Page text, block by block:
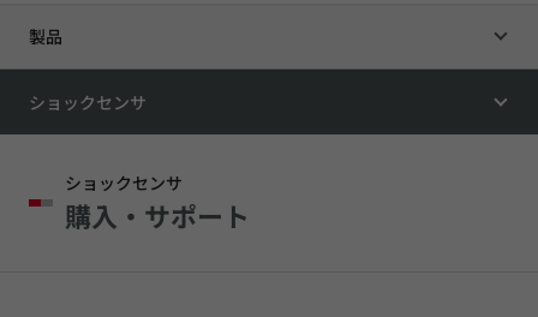
製品
ショックセンサ
ショックセンサ
購入・サポート